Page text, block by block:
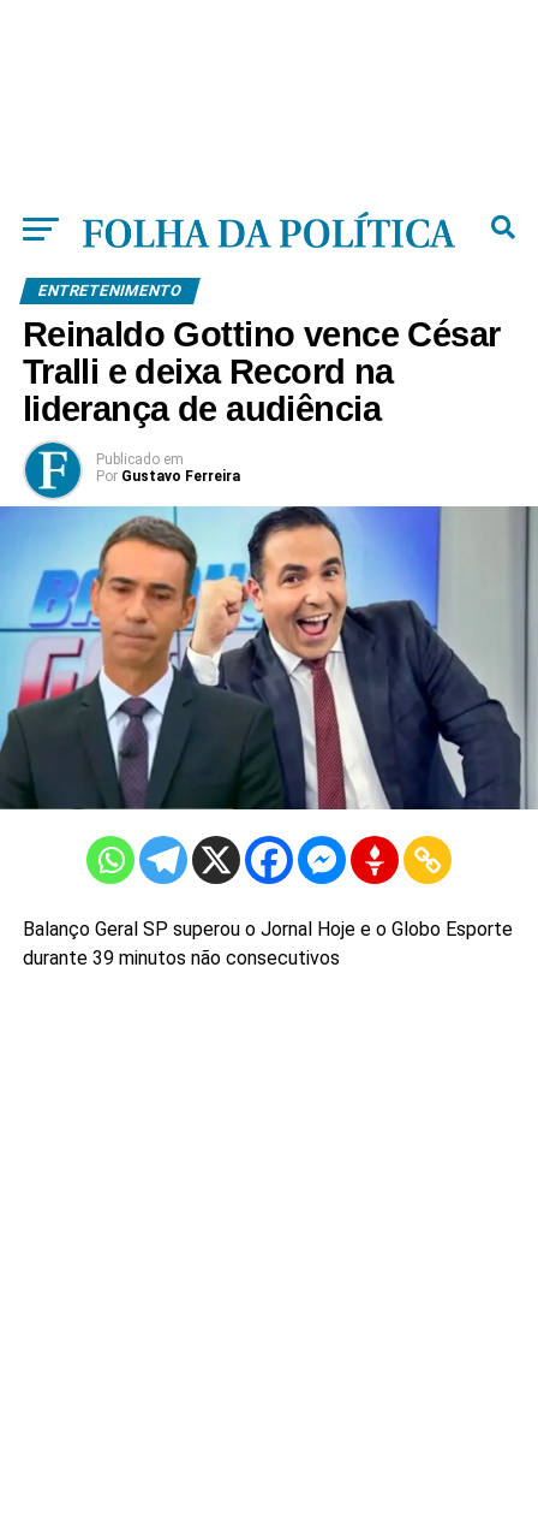
ENTRETENIMENTO
Reinaldo Gottino vence César
Tralli e deixa Record na
liderança de audiência
Publicado em
Por Gustavo Ferreira
Balanço Geral SP superou o Jornal Hoje e o Globo Esporte
durante 39 minutos não consecutivos